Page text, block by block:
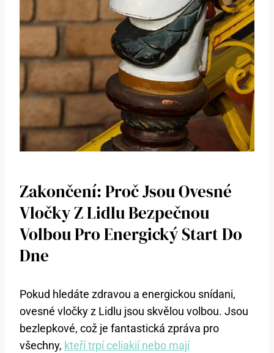
Zakončení: Proč Jsou Ovesné
Vločky Z Lidlu Bezpečnou
Volbou Pro Energický Start Do
Dne
Pokud hledáte zdravou a energickou snídani,
ovesné vločky z Lidlu jsou skvělou volbou. Jsou
bezlepkové, což je fantastická zpráva pro
všechny, kteří trpí celiakií nebo mají